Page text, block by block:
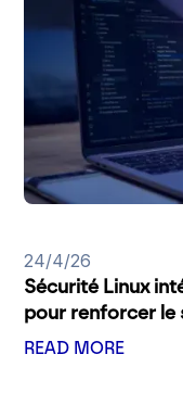
24/4/26
Sécurité Linux
pour renforcer le
READ MORE